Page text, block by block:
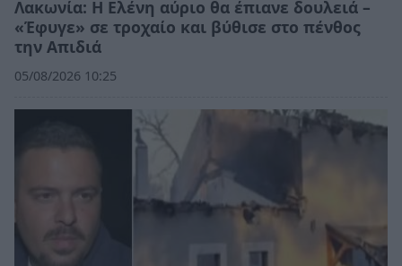
Λακωνία: Η Ελένη αύριο θα έπιανε δουλειά –
«Έφυγε» σε τροχαίο και βύθισε στο πένθος
την Απιδιά
05/08/2026 10:25